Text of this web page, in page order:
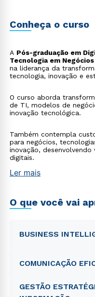
Conheça o curso
A Pós-graduação em
Tecnologia em Negócios
na liderança da
tecnologia, inovação e
O curso aborda
de TI, modelos de
inovação tecnológica.
Também contempla
para negócios,
inovação,
digitais.
Ler mais
O que você vai
BUSINESS
COMUNICAÇÃO
GESTÃO